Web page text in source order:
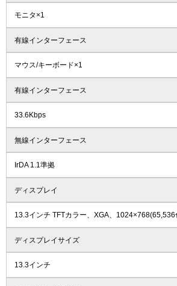
モニタ×1
有線インターフェース
マウス/キーボード×1
有線インターフェース
33.6Kbps
無線インターフェース
IrDA 1.1準拠
ディスプレイ
13.3インチ TFTカラー、XGA、1024×768(65,536
ディスプレイサイズ
13.3インチ